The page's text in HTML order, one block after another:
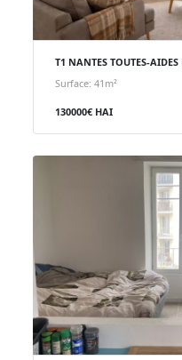
T1 NANTES TOUTES-
Surface: 41m²
130000€ HAI